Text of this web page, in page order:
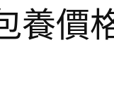
養價